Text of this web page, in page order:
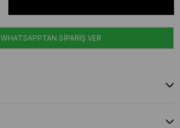
WHATSAPPTAN SİPARİŞ VER